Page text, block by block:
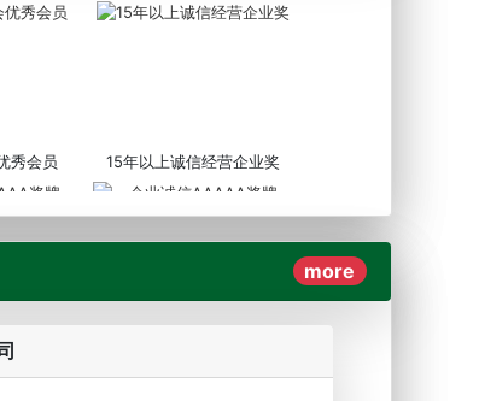
秀会员 15年以上诚信经营企业奖
牌2019
more